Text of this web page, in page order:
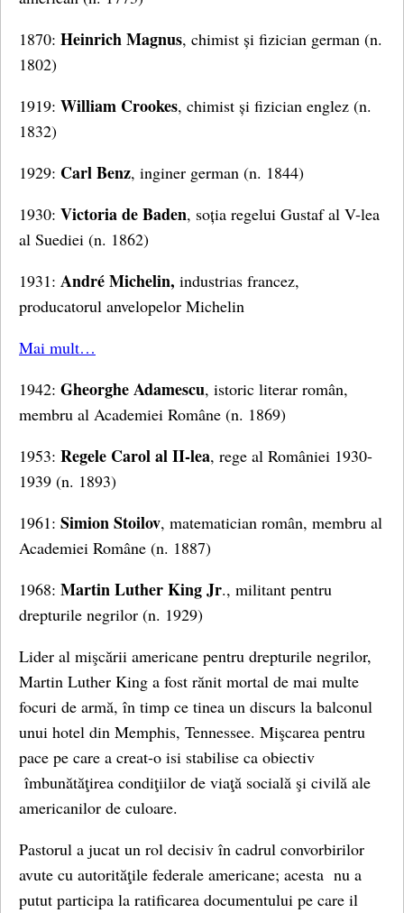
1870: Heinrich Magnus, chimist și fizician german (n.
1802)
1919: William Crookes, chimist și fizician englez (n.
1832)
1929: Carl Benz, inginer german (n. 1844)
1930: Victoria de Baden, soția regelui Gustaf al V-lea
al Suediei (n. 1862)
1931: André Michelin, industrias francez,
producatorul anvelopelor Michelin
Mai mult…
1942: Gheorghe Adamescu, istoric literar român,
membru al Academiei Române (n. 1869)
1953: Regele Carol al II-lea, rege al României 1930-
1939 (n. 1893)
1961: Simion Stoilov, matematician român, membru al
Academiei Române (n. 1887)
1968: Martin Luther King Jr., militant pentru
drepturile negrilor (n. 1929)
Lider al mişcării americane pentru drepturile negrilor,
Martin Luther King a fost rănit mortal de mai multe
focuri de armă, în timp ce tinea un discurs la balconul
unui hotel din Memphis, Tennessee. Mişcarea pentru
pace pe care a creat-o isi stabilise ca obiectiv
îmbunătăţirea condiţiilor de viaţă socială şi civilă ale
americanilor de culoare.
Pastorul a jucat un rol decisiv în cadrul convorbirilor
avute cu autorităţile federale americane; acesta nu a
putut participa la ratificarea documentului pe care il